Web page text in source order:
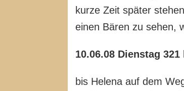
kurze Zeit später
einen Bären zu sehen,
10.06.08 Dienstag
bis Helena auf dem